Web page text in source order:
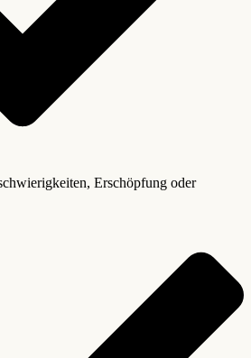
Erschöpfung oder